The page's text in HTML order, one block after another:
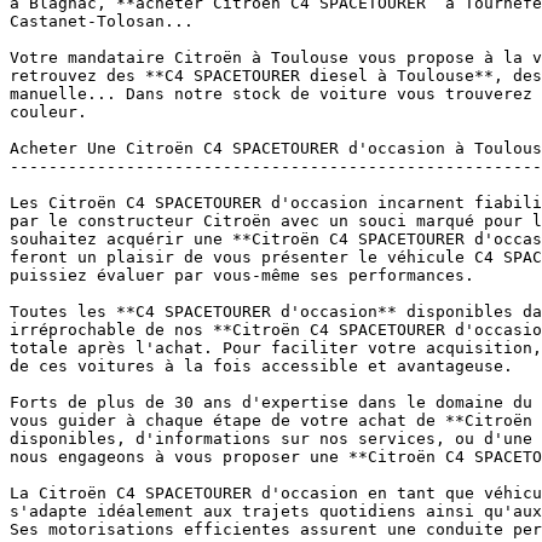
Castanet-Tolosan...
Votre mandataire Citroën à Toulouse vous propose à la
retrouvez des **C4 SPACETOURER diesel à Toulouse**,
manuelle... Dans notre stock de voiture vous
couleur.
Acheter Une Citroën C4 SPACETOURER d'occasion à
Les Citroën C4 SPACETOURER d'occasion incarnent
par le constructeur Citroën avec un souci marqué
souhaitez acquérir une **Citroën C4 SPACETOURER
feront un plaisir de vous présenter le véhicule C4
puissiez évaluer par vous-même ses performances.
Toutes les **C4 SPACETOURER d'occasion**
irréprochable de nos **Citroën C4 SPACETOURER
totale après l'achat. Pour faciliter votre acquisition,
de ces voitures à la fois accessible et avantageuse.
Forts de plus de 30 ans d'expertise dans le domaine
vous guider à chaque étape de votre achat de **Citroën
disponibles, d'informations sur nos services, ou d'une
nous engageons à vous proposer une **Citroën C4
La Citroën C4 SPACETOURER d'occasion en tant que
s'adapte idéalement aux trajets quotidiens ainsi
Ses motorisations efficientes assurent une conduite